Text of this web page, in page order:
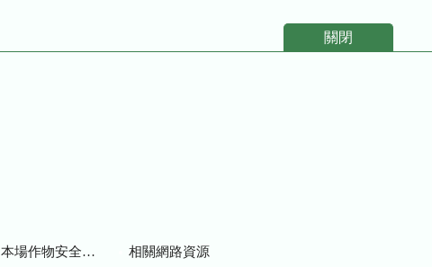
關閉
本場作物安全用藥資訊 相關網路資源